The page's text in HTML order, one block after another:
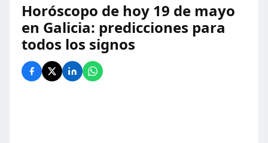
Horóscopo de hoy 19 de mayo
en Galicia: predicciones para
todos los signos